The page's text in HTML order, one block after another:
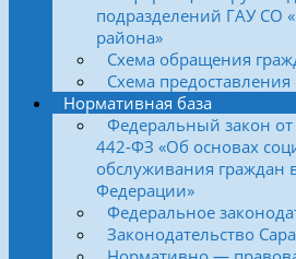
подразделений ГАУ СО
района»
Схема обращения
Схема предоставления
Нормативная база
Федеральный закон от
442-ФЗ «Об основах
обслуживания граждан
Федерации»
Федеральное
Законодательство